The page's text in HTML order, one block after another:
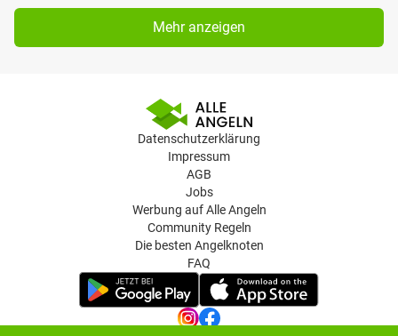
Mehr anzeigen
Datenschutzerklärung
Impressum
AGB
Jobs
Werbung auf Alle Angeln
Community Regeln
Die besten Angelknoten
FAQ